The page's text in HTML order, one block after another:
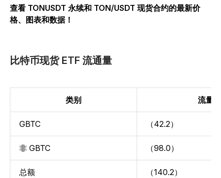
查看 TONUSDT 永续和 TON/USDT 现货合约的最新价
格、图表和数据！
比特币现货 ETF 流通量
类别 流量
GBTC （42.2）
非 GBTC （98.0）
总额 （140.2）